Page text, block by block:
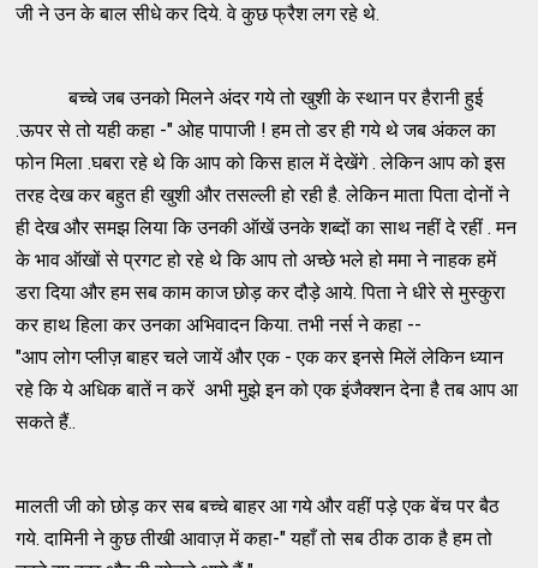
जी ने उन के बाल सीधे कर दिये. वे कुछ फ्रैश लग रहे थे.
बच्चे जब उनको मिलने अंदर गये तो खुशी के स्थान पर हैरानी हुई
.ऊपर से तो यही कहा -" ओह पापाजी ! हम तो डर ही गये थे जब अंकल का
फोन मिला .घबरा रहे थे कि आप को किस हाल में देखेंगे . लेकिन आप को इस
तरह देख कर बहुत ही खुशी और तसल्ली हो रही है. लेकिन माता पिता दोनों ने
ही देख और समझ लिया कि उनकी ऑखें उनके शब्दों का साथ नहीं दे रहीं . मन
के भाव ऑखों से प्रगट हो रहे थे कि आप तो अच्छे भले हो ममा ने नाहक हमें
डरा दिया और हम सब काम काज छोड़ कर दौड़े आये. पिता ने धीरे से मुस्कुरा
कर हाथ हिला कर उनका अभिवादन किया. तभी नर्स ने कहा --
"आप लोग प्लीज़ बाहर चले जायें और एक - एक कर इनसे मिलें लेकिन ध्यान
रहे कि ये अधिक बातें न करें अभी मुझे इन को एक इंजैक्शन देना है तब आप आ
सकते हैं..
मालती जी को छोड़ कर सब बच्चे बाहर आ गये और वहीं पड़े एक बेंच पर बैठ
गये. दामिनी ने कुछ तीखी आवाज़ में कहा-" यहाँ तो सब ठीक ठाक है हम तो